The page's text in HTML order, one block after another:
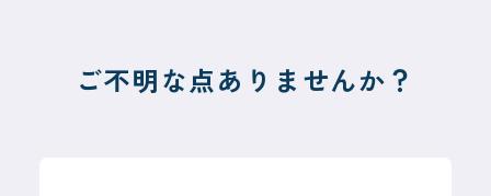
ご不明な点ありませんか？